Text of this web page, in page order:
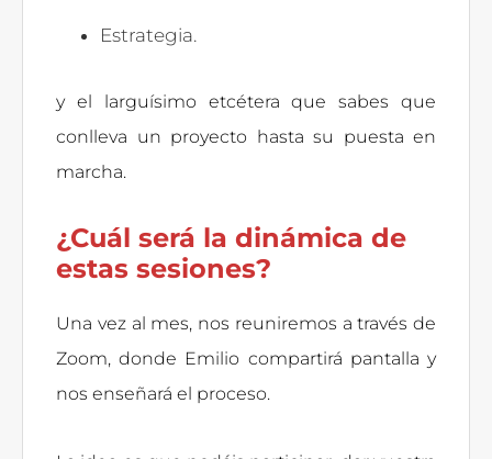
Estrategia.
y el larguísimo etcétera que sabes que
conlleva un proyecto hasta su puesta en
marcha.
¿Cuál será la dinámica de
estas sesiones?
Una vez al mes, nos reuniremos a través de
Zoom, donde Emilio compartirá pantalla y
nos enseñará el proceso.